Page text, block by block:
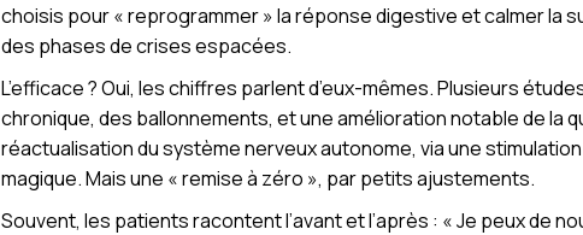
choisis pour « reprogrammer » la réponse digestive et calmer la
des phases de crises espacées.
L’efficace ? Oui, les chiffres parlent d’eux-mêmes. Plusieurs
chronique, des ballonnements, et une amélioration notable de la
réactualisation du système nerveux autonome, via une
magique. Mais une « remise à zéro », par petits ajustements.
Souvent, les patients racontent l’avant et l’après : « Je peux de